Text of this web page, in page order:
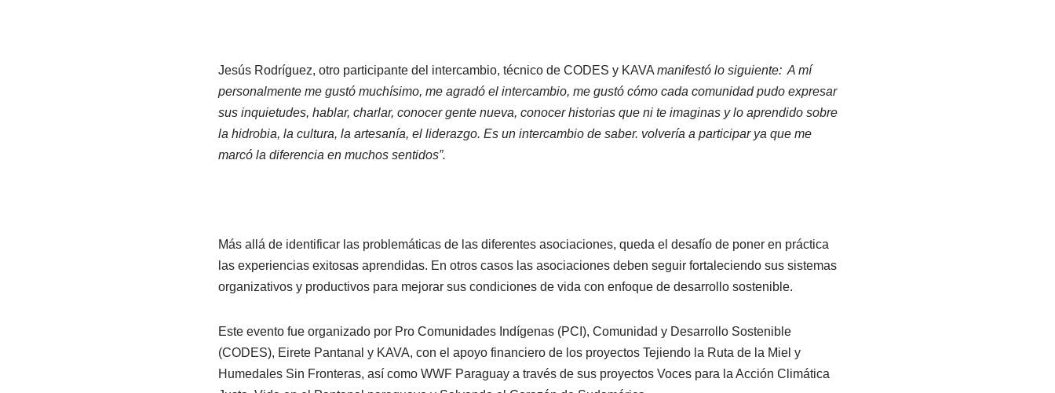
Jesús Rodríguez, otro participante del intercambio, técnico de CODES y KAVA manifestó lo siguiente: A mí
personalmente me gustó muchísimo, me agradó el intercambio, me gustó cómo cada comunidad pudo expresar
sus inquietudes, hablar, charlar, conocer gente nueva, conocer historias que ni te imaginas y lo aprendido sobre
la hidrobia, la cultura, la artesanía, el liderazgo. Es un intercambio de saber. volvería a participar ya que me
marcó la diferencia en muchos sentidos”.
Más allá de identificar las problemáticas de las diferentes asociaciones, queda el desafío de poner en práctica
las experiencias exitosas aprendidas. En otros casos las asociaciones deben seguir fortaleciendo sus sistemas
organizativos y productivos para mejorar sus condiciones de vida con enfoque de desarrollo sostenible.
Este evento fue organizado por Pro Comunidades Indígenas (PCI), Comunidad y Desarrollo Sostenible
(CODES), Eirete Pantanal y KAVA, con el apoyo financiero de los proyectos Tejiendo la Ruta de la Miel y
Humedales Sin Fronteras, así como WWF Paraguay a través de sus proyectos Voces para la Acción Climática